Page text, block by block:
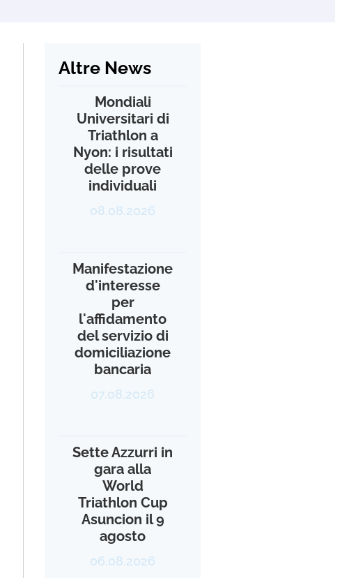
Altre News
Mondiali
Universitari di
Triathlon a
Nyon: i risultati
delle prove
individuali
08.08.2026
Manifestazione
d'interesse
per
l'affidamento
del servizio di
domiciliazione
bancaria
07.08.2026
Sette Azzurri in
gara alla
World
Triathlon Cup
Asuncion il 9
agosto
06.08.2026